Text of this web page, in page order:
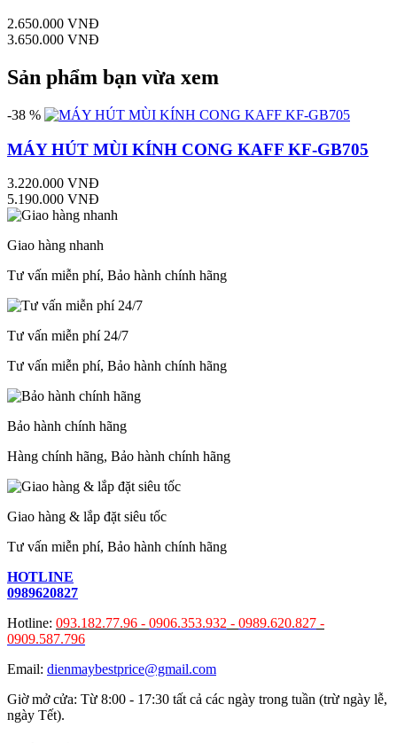
2.650.000 VNĐ
3.650.000 VNĐ
Sản phẩm bạn vừa xem
-38 %
MÁY HÚT MÙI KÍNH CONG KAFF KF-GB705
3.220.000 VNĐ
5.190.000 VNĐ
Giao hàng nhanh
Tư vấn miễn phí, Bảo hành chính hãng
Tư vấn miễn phí 24/7
Tư vấn miễn phí, Bảo hành chính hãng
Bảo hành chính hãng
Hàng chính hãng, Bảo hành chính hãng
Giao hàng & lắp đặt siêu tốc
Tư vấn miễn phí, Bảo hành chính hãng
HOTLINE
0989620827
Hotline: 093.182.77.96 - 0906.353.932 - 0989.620.827 -
0909.587.796
Email: dienmaybestprice@gmail.com
Giờ mở cửa: Từ 8:00 - 17:30 tất cả các ngày trong tuần (trừ ngày lễ,
ngày Tết).